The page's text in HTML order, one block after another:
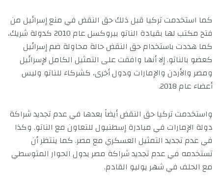
كما استخدمت تركيا قبل ذلك حق النقض في منع إسرائيل من
فتح مكتب لها بقيادة الناتو ببروكسل عام 2010 كدولة شريك،
كما هددت باستخدام حق النقض حالة محاولة ضم إسرائيل
كعضو بالناتو. إلا أنها وافقت على التمثيل الكامل لإسرائيل
ومصر والأردن والإمارات ودول أخرى، كشركاء للناتو وليس
أعضاء عام 2018.
واستخدمت تركيا حق النقض أيضاً بعدها في عدم تجديد شراكة
دولة الإمارات في مبادرة إسطنبول للتعاون مع الناتو. وكذا
في عدم تجديد التمثيل العسكري مع مصر. كما ينتظر أن
تستخدمه في عدم تجديد شراكة مصر بدول الحوار المتوسطي
مع الحلف في شهر يوليو القادم.